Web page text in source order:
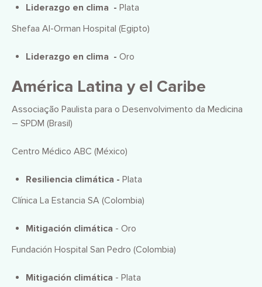
Liderazgo en clima - Plata
Shefaa Al-Orman Hospital (Egipto)
Liderazgo en clima - Oro
América Latina y el Caribe
Associação Paulista para o Desenvolvimento da Medicina
– SPDM (Brasil)
Centro Médico ABC (México)
Resiliencia climática - Plata
Clínica La Estancia SA (Colombia)
Mitigación climática - Oro
Fundación Hospital San Pedro (Colombia)
Mitigación climática - Plata